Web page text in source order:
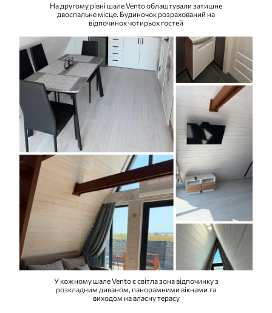
На другому рівні шале Vento облаштували затишне
двоспальне місце. Будиночок розрахований на
відпочинок чотирьох гостей
У кожному шале Vento є світла зона відпочинку з
розкладним диваном, панорамними вікнами та
виходом на власну терасу